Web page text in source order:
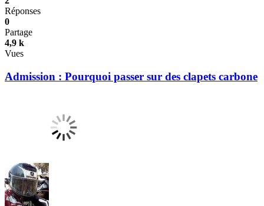
Réponses
0
Partage
4,9 k
Vues
Admission : Pourquoi passer sur des clapets carbone